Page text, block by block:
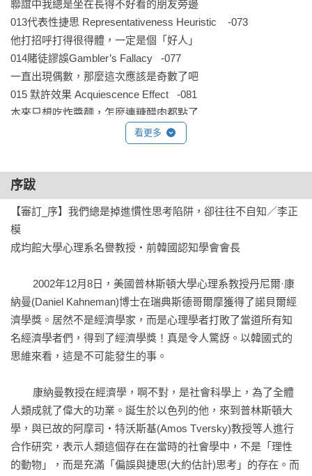
聯誼中我總是坐在長得不好看的朋友旁邊
013代表性捷思 Representativeness Heuristic    -073
他打招呼打得很得體，一定是個「好人」
014賭徒謬誤Gambler’s Fallacy   -077
一直出現偶數，那麼這次應該是奇數了吧
015 默許效果 Acquiescence Effect   -081
本來只想吃炸醬麵，怎麼連糖醋肉都點了
016面額效應Denomination Effect   -084
如果是麥可‧喬丹的話，一定會投進得分
018沉沒成本謬誤Sunk-cost Fallacy   -091
至今我投入了多少錢啊！我無法放棄！
021負面效應Negativity Effect   -104
看更多
序跋
【審訂_序】我們總是掉進慣性思考陷阱，卻往往不自知／李正
模
成均館大學心理系名譽教授‧前韓國認知學會會長
納曼(Daniel Kahneman)博士在瑞典斯德哥爾摩獲得了諾貝爾經
濟學獎。居然不是經濟學家，而是心理學者打敗了當道所有知
名經濟學者們，得到了經濟學獎！真是令人驚訝。以韓國式的
思維來看，這是不可能發生的事。
人類成就了偉大的功業。誕生於以色列的他，來到普林斯頓大
學，與已故的阿摩司‧特沃斯基(Amos Tversky)教授等人進行
合作研究，表示人類這個存在在當時的社會學中，不是「理性
的動物」，而是充滿「偏誤與捷思(大約估計)思考」的存在。而